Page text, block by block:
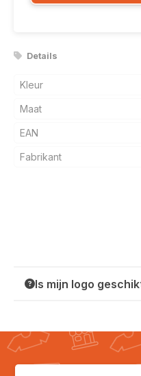
Details
Kleur
Maat
EAN
Fabrikant
Is mijn logo